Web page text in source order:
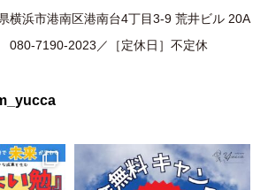
横浜市港南区港南台4丁目3-9 荒井ビル 20A
080-7190-2023／［定休日］不定休